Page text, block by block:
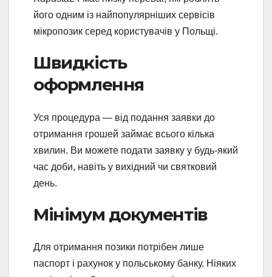
його одним із найпопулярніших сервісів
мікропозик серед користувачів у Польщі.
Швидкість
оформлення
Уся процедура — від подання заявки до
отримання грошей займає всього кілька
хвилин. Ви можете подати заявку у будь-який
час доби, навіть у вихідний чи святковий
день.
Мінімум документів
Для отримання позики потрібен лише
паспорт і рахунок у польському банку. Ніяких